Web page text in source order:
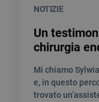
NOTIZIE
Un
chirurgia
Mi chiamo
e, in questo
trovato